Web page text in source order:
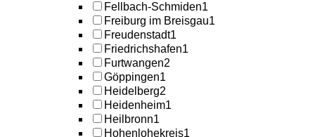
Fellbach-Schmiden1
Freiburg im Breisgau1
Freudenstadt1
Friedrichshafen1
Furtwangen2
Göppingen1
Heidelberg2
Heidenheim1
Heilbronn1
Hohenlohekreis1